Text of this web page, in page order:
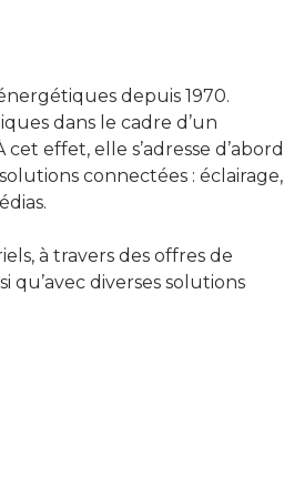
depuis 1970.
dans le cadre d’un
effet, elle s’adresse d’abord
connectées : éclairage,
à travers des offres de
qu’avec diverses solutions